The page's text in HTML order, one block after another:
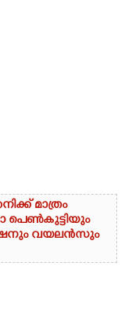
മാത്രം
പെൺകുട്ടിയും
വയലൻസും